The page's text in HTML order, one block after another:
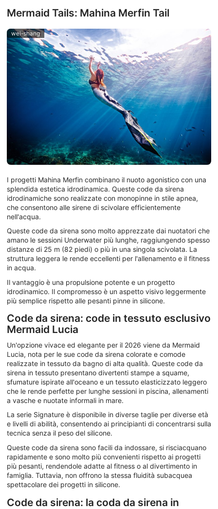
Mermaid Tails: Mahina Merfin Tail
wei-shang
I progetti Mahina Merfin combinano il nuoto agonistico con una
splendida estetica idrodinamica. Queste code da sirena
idrodinamiche sono realizzate con monopinne in stile apnea,
che consentono alle sirene di scivolare efficientemente
nell'acqua.
Queste code da sirena sono molto apprezzate dai nuotatori che
amano le sessioni Underwater più lunghe, raggiungendo spesso
distanze di 25 m (82 piedi) o più in una singola scivolata. La
struttura leggera le rende eccellenti per l'allenamento e il fitness
in acqua.
Il vantaggio è una propulsione potente e un progetto
idrodinamico. Il compromesso è un aspetto visivo leggermente
più semplice rispetto alle pesanti pinne in silicone.
Code da sirena: code in tessuto esclusivo
Mermaid Lucia
Un'opzione vivace ed elegante per il 2026 viene da Mermaid
Lucia, nota per le sue code da sirena colorate e comode
realizzate in tessuto da bagno di alta qualità. Queste code da
sirena in tessuto presentano divertenti stampe a squame,
sfumature ispirate all'oceano e un tessuto elasticizzato leggero
che le rende perfette per lunghe sessioni in piscina, allenamenti
a vasche e nuotate informali in mare.
La serie Signature è disponibile in diverse taglie per diverse età
e livelli di abilità, consentendo ai principianti di concentrarsi sulla
tecnica senza il peso del silicone.
Queste code da sirena sono facili da indossare, si risciacquano
rapidamente e sono molto più convenienti rispetto ai progetti
più pesanti, rendendole adatte al fitness o al divertimento in
famiglia. Tuttavia, non offrono la stessa fluidità subacquea
spettacolare dei progetti in silicone.
Code da sirena: la coda da sirena in